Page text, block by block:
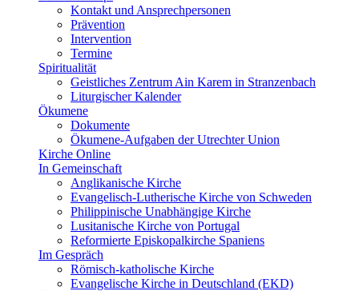
Kontakt und Ansprechpersonen
Prävention
Intervention
Termine
Spiritualität
Geistliches Zentrum Ain Karem in Stranzenbach
Liturgischer Kalender
Ökumene
Dokumente
Ökumene-Aufgaben der Utrechter Union
Kirche Online
In Gemeinschaft
Anglikanische Kirche
Evangelisch-Lutherische Kirche von Schweden
Philippinische Unabhängige Kirche
Lusitanische Kirche von Portugal
Reformierte Episkopalkirche Spaniens
Im Gespräch
Römisch-katholische Kirche
Evangelische Kirche in Deutschland (EKD)